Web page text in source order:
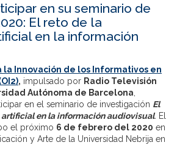
en su seminario de
El reto de la
en la información
la Innovación de los Informativos en
, impulsado por Radio Televisión
Autónoma de Barcelona,
en el seminario de investigación El
en la información audiovisual. El
el próximo 6 de febrero del 2020 en
y Arte de la Universidad Nebrija en